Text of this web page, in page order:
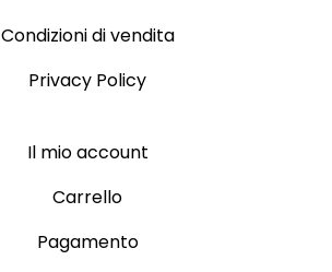
Condizioni di vendita
Privacy Policy
Il mio account
Carrello
Pagamento